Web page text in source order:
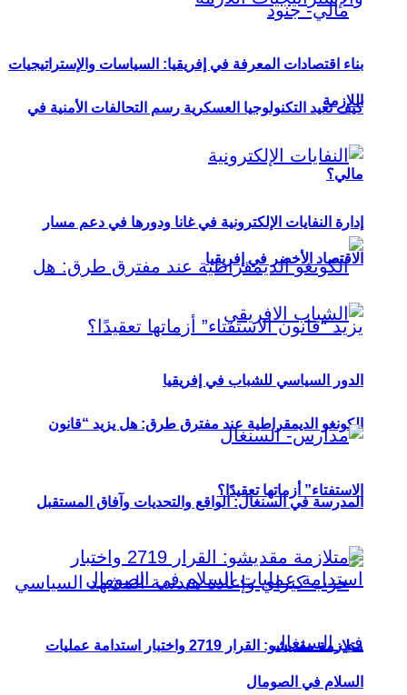
كيف تعيد التكنولوجيا العسكرية رسم التحالفات الأمنية في
مالي؟
الكونغو الديمقراطية عند مفترق طرق: هل يزيد “قانون
الاستفتاء” أزماتها تعقيدًا؟
بناء اقتصادات المعرفة في إفريقيا: السياسات والإستراتيجيات
اللازمة
إدارة النفايات الإلكترونية في غانا ودورها في دعم مسار
الاقتصاد الأخضر في إفريقيا
الدور السياسي للشباب في إفريقيا
المدرسة في السنغال: الواقع والتحديات وآفاق المستقبل
متلازمة مقديشو: القرار 2719 واختبار استدامة عمليات
السلام في الصومال